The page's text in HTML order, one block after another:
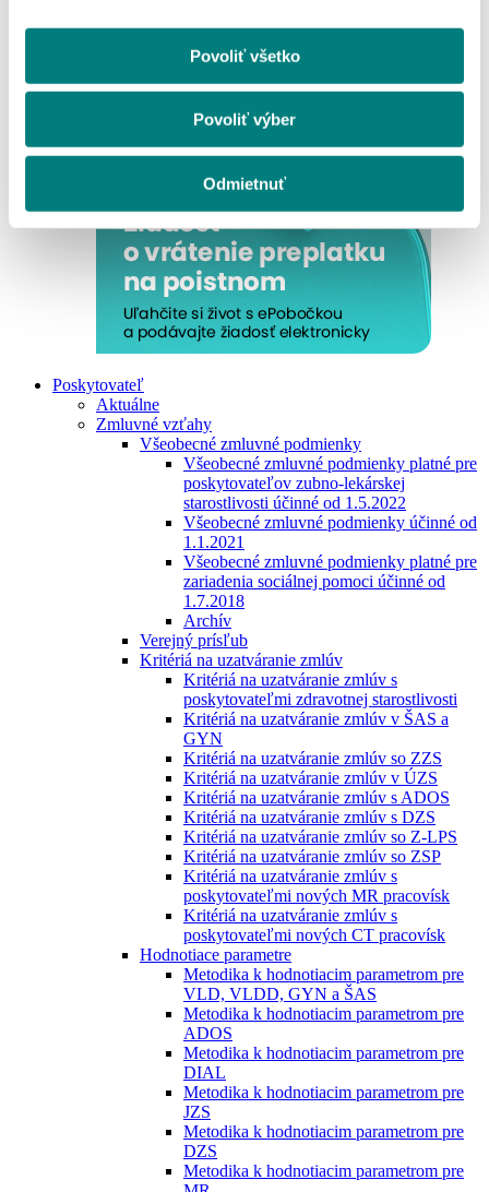
Povoliť všetko
Povoliť výber
Odmietnuť
Poskytovateľ
Aktuálne
Zmluvné vzťahy
Všeobecné zmluvné podmienky
Všeobecné zmluvné podmienky platné pre
poskytovateľov zubno-lekárskej
starostlivosti účinné od 1.5.2022
Všeobecné zmluvné podmienky účinné od
1.1.2021
Všeobecné zmluvné podmienky platné pre
zariadenia sociálnej pomoci účinné od
1.7.2018
Archív
Verejný prísľub
Kritériá na uzatváranie zmlúv
Kritériá na uzatváranie zmlúv s
poskytovateľmi zdravotnej starostlivosti
Kritériá na uzatváranie zmlúv v ŠAS a
GYN
Kritériá na uzatváranie zmlúv so ZZS
Kritériá na uzatváranie zmlúv v ÚZS
Kritériá na uzatváranie zmlúv s ADOS
Kritériá na uzatváranie zmlúv s DZS
Kritériá na uzatváranie zmlúv so Z-LPS
Kritériá na uzatváranie zmlúv so ZSP
Kritériá na uzatváranie zmlúv s
poskytovateľmi nových MR pracovísk
Kritériá na uzatváranie zmlúv s
poskytovateľmi nových CT pracovísk
Hodnotiace parametre
Metodika k hodnotiacim parametrom pre
VLD, VLDD, GYN a ŠAS
Metodika k hodnotiacim parametrom pre
ADOS
Metodika k hodnotiacim parametrom pre
DIAL
Metodika k hodnotiacim parametrom pre
JZS
Metodika k hodnotiacim parametrom pre
DZS
Metodika k hodnotiacim parametrom pre